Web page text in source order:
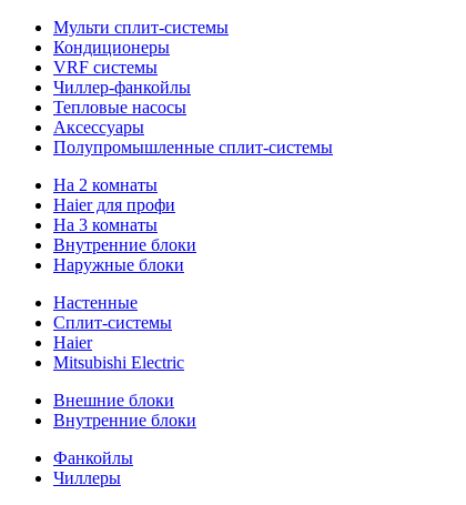
Мульти сплит-системы
Кондиционеры
VRF системы
Чиллер-фанкойлы
Тепловые насосы
Аксессуары
Полупромышленные сплит-системы
На 2 комнаты
Haier для профи
На 3 комнаты
Внутренние блоки
Наружные блоки
Настенные
Сплит-системы
Haier
Mitsubishi Electric
Внешние блоки
Внутренние блоки
Фанкойлы
Чиллеры